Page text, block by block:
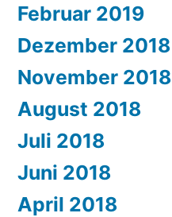
Februar 2019
Dezember 2018
November 2018
August 2018
Juli 2018
Juni 2018
April 2018